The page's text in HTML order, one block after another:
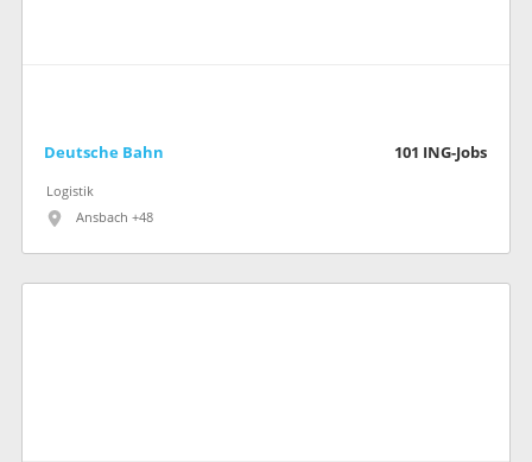
Deutsche Bahn 101 ING-Jobs
Logistik
Ansbach +48